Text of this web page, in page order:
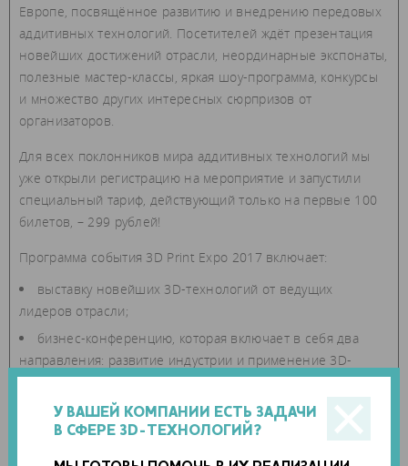
У ВАШЕЙ КОМПАНИИ ЕСТЬ ЗАДАЧИ
В СФЕРЕ 3D-ТЕХНОЛОГИЙ?
Европе, посвящённое развитию и внедрению передовых
аддитивных технологий. Посетителей ждёт презентация
новейших достижений отрасли, неординарные экспонаты,
полезные мастер-классы, яркая шоу-программа, конкурсы
и множество других интересных сюрпризов от
организаторов.
Для всех поклонников мира аддитивных технологий мы
уже открыли регистрацию на мероприятие и запустили
специальный тариф, действующий только на первые 100
билетов, – 299 рублей!
Программа события 3D Print Expo 2017 включает:
выставку новейших 3D-технологий от ведущих
лидеров отрасли;
бизнес-конференцию, которая включает в себя два
направления: развитие индустрии и применение 3D-
печати в разных сферах деятельности;
дискуссию в формате круглого стола с экспертами
«Сколково»;
мастер-классы по работе с 3D-принтерами, сканерами и